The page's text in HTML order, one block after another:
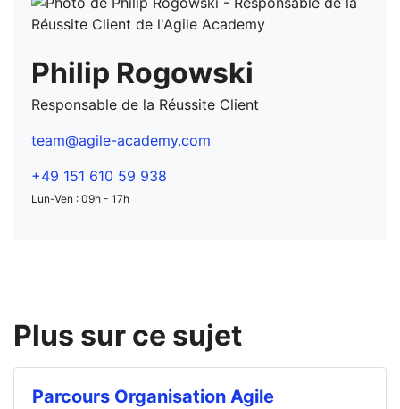
Philip Rogowski
Responsable de la Réussite Client
team@agile-academy.com
+49 151 610 59 938
Lun-Ven : 09h - 17h
Plus sur ce sujet
Parcours Organisation Agile